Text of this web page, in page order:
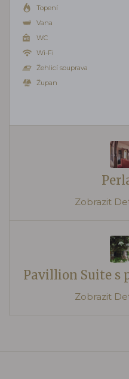
Topení
Vana
WC
Wi-Fi
Žehlicí souprava
Župan
Zobrazit
Pavillion Suite s
Zobrazit